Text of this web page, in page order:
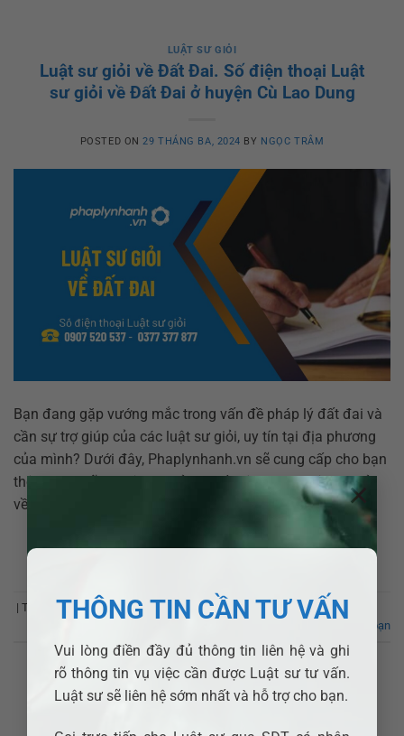
THÔNG TIN CẦN TƯ VẤN
Vui lòng điền đầy đủ thông tin liên hệ và ghi
rõ thông tin vụ việc cần được Luật sư tư vấn.
Luật sư sẽ liên hệ sớm nhất và hỗ trợ cho bạn.
×
LUẬT SƯ GIỎI
Luật sư giỏi về Đất Đai. Số điện thoại Luật
sư giỏi về Đất Đai ở huyện Cù Lao Dung
POSTED ON29 THÁNG BA, 2024 BY NGỌC TRÂM
Bạn đang gặp vướng mắc trong vấn đề pháp lý đất đai và
cần sự trợ giúp của các luật sư giỏi, uy tín tại địa phương
của mình? Dưới đây, Phaplynhanh.vn sẽ cung cấp cho bạn
thông tin những luật sư giỏi và số điện thoại Luật sư giỏi
về lĩnh vực Đất Đai […]
XEM THÊM→
| Từ khóa:Huyện Cù Lao Dung
Luật sư giỏi về Đất Đai
Để lại bình luận của bạn
LUẬT SƯ GIỎI